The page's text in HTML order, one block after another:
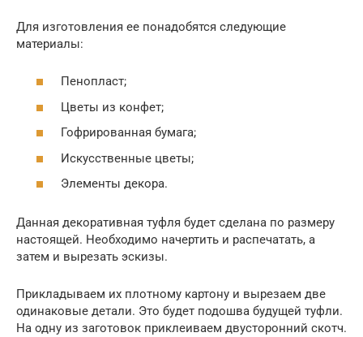
Для изготовления ее понадобятся следующие
материалы:
Пенопласт;
Цветы из конфет;
Гофрированная бумага;
Искусственные цветы;
Элементы декора.
Данная декоративная туфля будет сделана по размеру
настоящей. Необходимо начертить и распечатать, а
затем и вырезать эскизы.
Прикладываем их плотному картону и вырезаем две
одинаковые детали. Это будет подошва будущей туфли.
На одну из заготовок приклеиваем двусторонний скотч.